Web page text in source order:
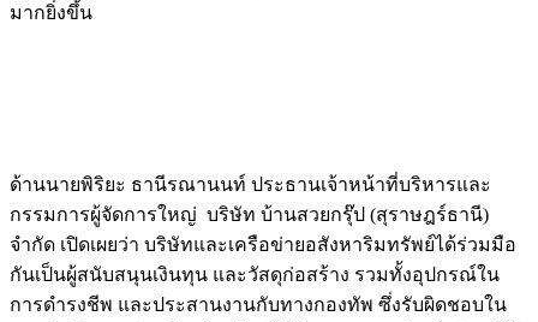
มากยิ่งขึ้น
ด้านนายพิริยะ ธานีรณานนท์ ประธานเจ้าหน้าที่บริหารและ
กรรมการผู้จัดการใหญ่ บริษัท บ้านสวยกรุ๊ป (สุราษฎร์ธานี)
จำกัด เปิดเผยว่า บริษัทและเครือข่ายอสังหาริมทรัพย์ได้ร่วมมือ
กันเป็นผู้สนับสนุนเงินทุน และวัสดุก่อสร้าง รวมทั้งอุปกรณ์ใน
การดำรงชีพ และประสานงานกับทางกองทัพ ซึ่งรับผิดชอบใน